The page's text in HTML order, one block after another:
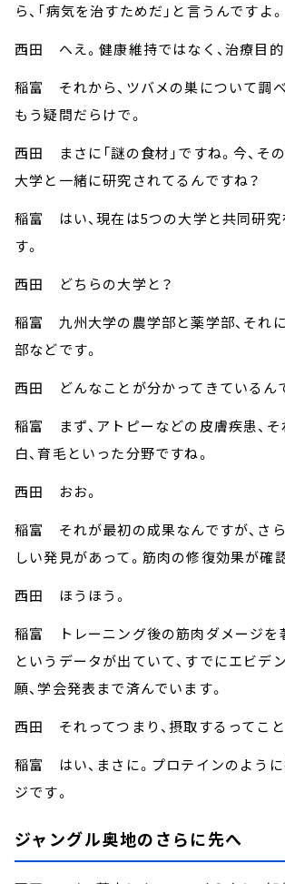
ら、「病気を治すためだ」と言うんですよ。
西田 へえ。健康維持ではなく、治療目的
稲富 それから、ツバメの巣について調べ
もう疑問だらけで。
西田 まさに「謎の食材」ですね。今、そ
大学と一緒に研究されてるんですね？
稲富 はい、現在は5つの大学と共同研究
す。
西田 どちらの大学と？
稲富 九州大学の農学部と薬学部、それ
部などです。
西田 どんなことが分かってきているん
稲富 まず、アトピーなどの皮膚疾患、そ
白、育毛といった分野ですね。
西田 おお。
稲富 それが最初の成果なんですが、さ
しい発見があって。筋肉の修復効果が確
西田 ほうほう。
稲富 トレーニング後の筋肉ダメージを
というデータが出ていて、すでにエビデ
願、学会発表まで済んでいます。
西田 それってつまり、摂取するってこ
稲富 はい、まさに。プロテインのよう
ジです。
ジャングル奥地のさらに先へ